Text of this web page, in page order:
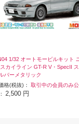
1/32 オートモービルキット
カイライン GT-R V・SpecII
バーメタリック
格(税抜)： 取引中の会員のみ
2,500 円